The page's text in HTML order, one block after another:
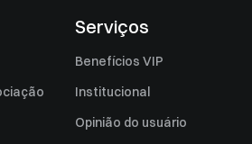
Serviços
Benefícios VIP
Institucional
Opinião do usuário